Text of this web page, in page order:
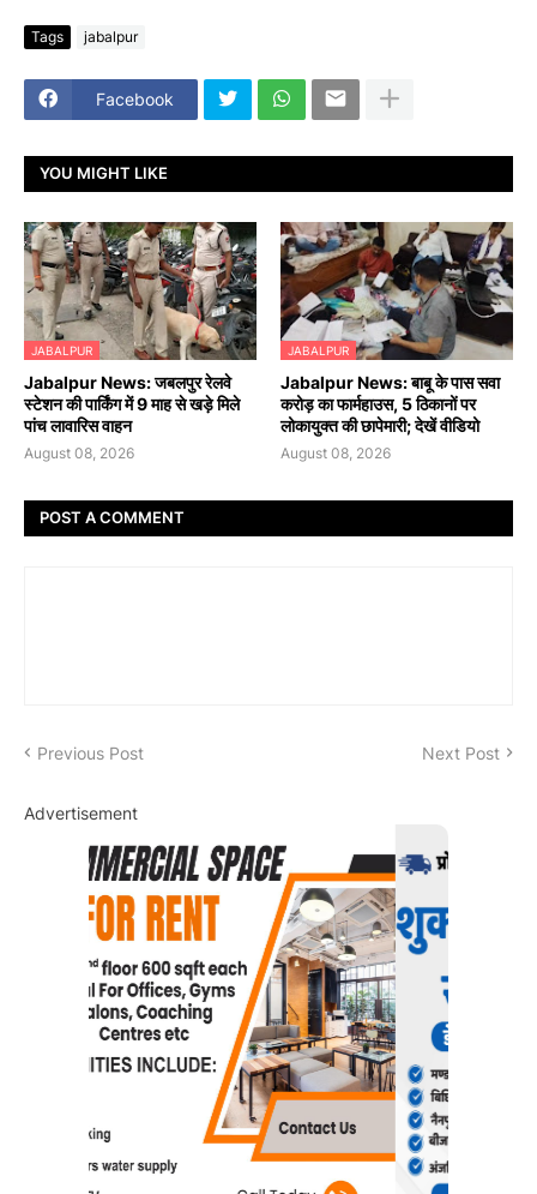
Tags jabalpur
Facebook
YOU MIGHT LIKE
JABALPUR
Jabalpur News: जबलपुर रेलवे
स्टेशन की पार्किंग में 9 माह से खड़े मिले
पांच लावारिस वाहन
August 08, 2026
JABALPUR
Jabalpur News: बाबू के पास सवा
करोड़ का फार्महाउस, 5 ठिकानों पर
लोकायुक्त की छापेमारी; देखें वीडियो
August 08, 2026
POST A COMMENT
Previous Post Next Post
Advertisement